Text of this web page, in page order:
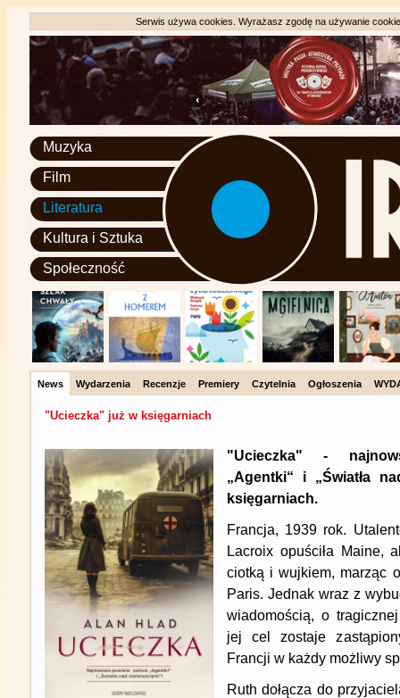
Serwis używa cookies. Wyrażasz zgodę na używanie
Muzyka
Film
Literatura
Kultura i Sztuka
Społeczność
News Wydarzenia Recenzje Premiery Czytelnia Ogłoszenia
"Ucieczka" już w księgarniach
"Ucieczka" -
„Agentki“ i „Światła
księgarniach.
Francja, 1939 rok.
Lacroix opuściła Maine,
ciotką i wujkiem, marząc
Paris. Jednak wraz z
wiadomością, o
jej cel zostaje
Francji w każdy możliwy
Ruth dołącza do